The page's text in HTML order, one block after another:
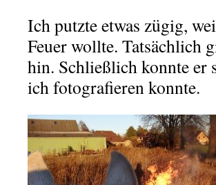
Ich putzte etwas zügig,
Feuer wollte. Tatsächlich
hin. Schließlich konnte er
ich fotografieren konnte.